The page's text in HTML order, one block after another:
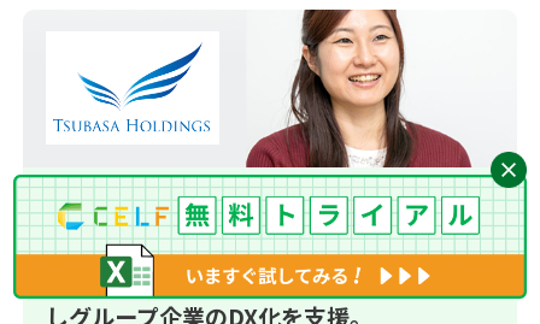
つばさホールディングス株式会社
システム開発未経験ながらCELFでアプリ内
製化に挑戦。CELF DX講座での学びを生か